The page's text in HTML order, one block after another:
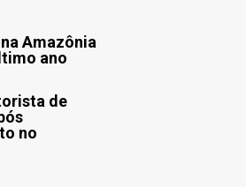
Amazônia
ano
de
no